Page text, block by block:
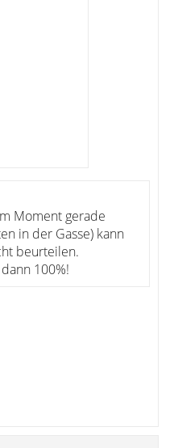
Moment gerade
in der Gasse) kann
beurteilen.
100%!